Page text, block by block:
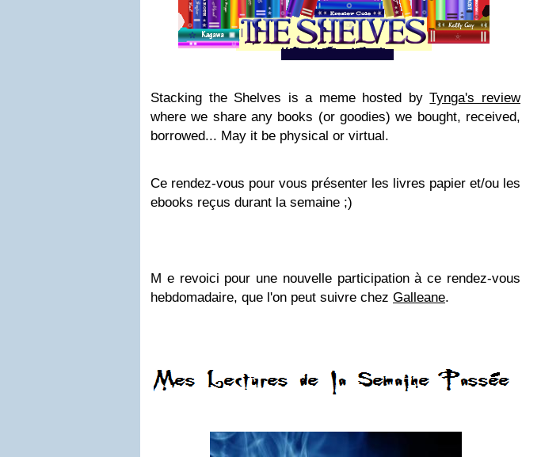
Stacking the Shelves is a meme hosted byTynga's review
where we share any books (or goodies) we bought, received,
borrowed... May it be physical or virtual.
Ce rendez-vous pour vous présenter les livres papier et/ou les
ebooks reçus durant la semaine ;)
M e revoici pour une nouvelle participation à ce rendez-vous
hebdomadaire, que l'on peut suivre chez Galleane.